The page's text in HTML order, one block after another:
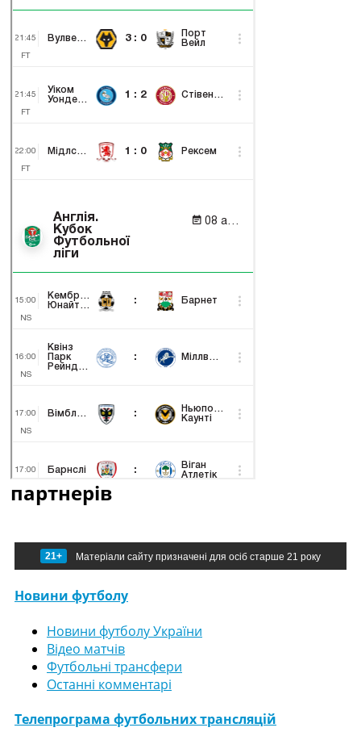
партнерів
21+ Матеріали сайту призначені для осіб старше 21 року
Новини футболу
Новини футболу України
Відео матчів
Футбольні трансфери
Останні комментарі
Телепрограма футбольних трансляцій